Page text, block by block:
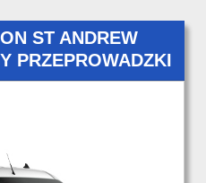
ST ANDREW
PRZEPROWADZKI